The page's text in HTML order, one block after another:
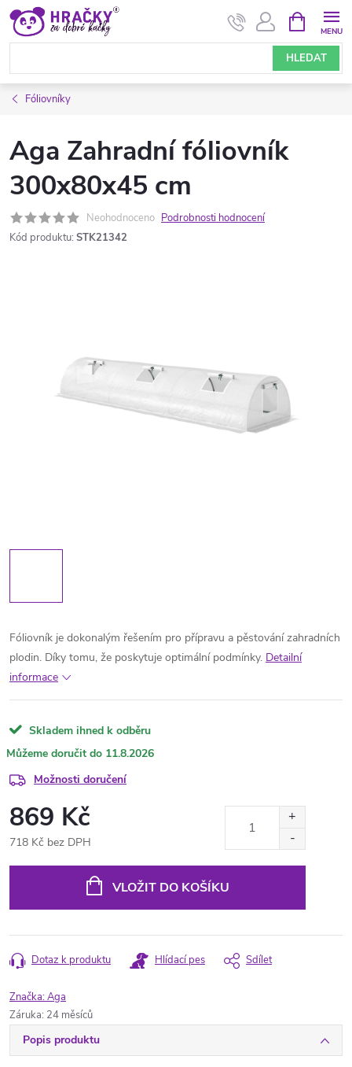
Přejít
obsah
HLEDAT
NÁKUPNÍ
KOŠÍK
Fóliovníky
Aga Zahradní fóliovník
300x80x45 cm
Neohodnoceno Podrobnosti hodnocení
Kód produktu: STK21342
Fóliovník je dokonalým řešením pro přípravu a pěstování zahradních
plodin. Díky tomu, že poskytuje optimální podmínky. Detailní
informace
Skladem ihned k odběru
11.8.2026
Možnosti doručení
869 Kč
718 Kč bez DPH
VLOŽIT DO KOŠÍKU
Dotaz k produktu Hlídací pes Sdílet
Značka:Aga
Záruka: 24 měsíců
Popis produktu